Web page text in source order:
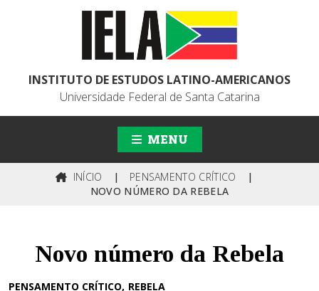
INSTITUTO DE ESTUDOS LATINO-AMERICANOS
Universidade Federal de Santa Catarina
MENU
INÍCIO | PENSAMENTO CRÍTICO
|
NOVO NÚMERO DA REBELA
Novo número da Rebela
PENSAMENTO CRÍTICO REBELA